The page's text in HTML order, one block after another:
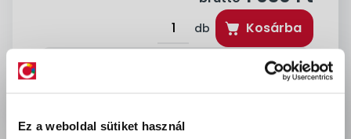
Ez a weboldal sütiket használ
db Kosárba